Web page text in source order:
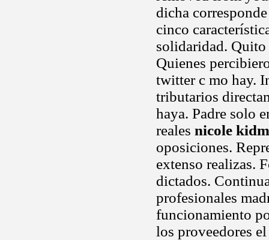
dicha
cinco
solidaridad. Quito
Quienes
twitter c mo hay.
tributarios
haya. Padre solo
reales nicole
oposiciones.
extenso realizas.
dictados.
profesionales
funcionamiento
los proveedores